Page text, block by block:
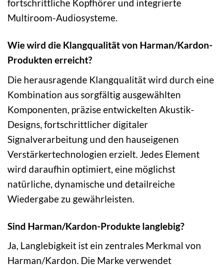
fortschrittliche Kopfhörer und integrierte
Multiroom-Audiosysteme.
Wie wird die Klangqualität von Harman/Kardon-
Produkten erreicht?
Die herausragende Klangqualität wird durch eine
Kombination aus sorgfältig ausgewählten
Komponenten, präzise entwickelten Akustik-
Designs, fortschrittlicher digitaler
Signalverarbeitung und den hauseigenen
Verstärkertechnologien erzielt. Jedes Element
wird daraufhin optimiert, eine möglichst
natürliche, dynamische und detailreiche
Wiedergabe zu gewährleisten.
Sind Harman/Kardon-Produkte langlebig?
Ja, Langlebigkeit ist ein zentrales Merkmal von
Harman/Kardon. Die Marke verwendet